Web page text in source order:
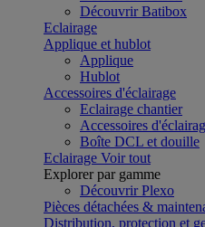
Découvrir Batibox
Eclairage
Applique et hublot
Applique
Hublot
Accessoires d'éclairage
Eclairage chantier
Accessoires
Boîte DCL et douille
Eclairage Voir tout
Explorer par gamme
Découvrir Plexo
Pièces détachées &
Distribution, protection et